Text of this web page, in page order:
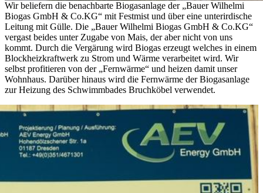
Wir beliefern die benachbarte Biogasanlage der „Bauer Wilhelmi
Biogas GmbH & Co.KG“ mit Festmist und über eine unterirdische
Leitung mit Gülle. Die „Bauer Wilhelmi Biogas GmbH & Co.KG“
vergast beides unter Zugabe von Mais, der aber nicht von uns
kommt. Durch die Vergärung wird Biogas erzeugt welches in einem
Blockheizkraftwerk zu Strom und Wärme verarbeitet wird. Wir
selbst profitieren von der „Fernwärme“ und heizen damit unser
Wohnhaus. Darüber hinaus wird die Fernwärme der Biogasanlage
zur Heizung des Schwimmbades Bruchköbel verwendet.